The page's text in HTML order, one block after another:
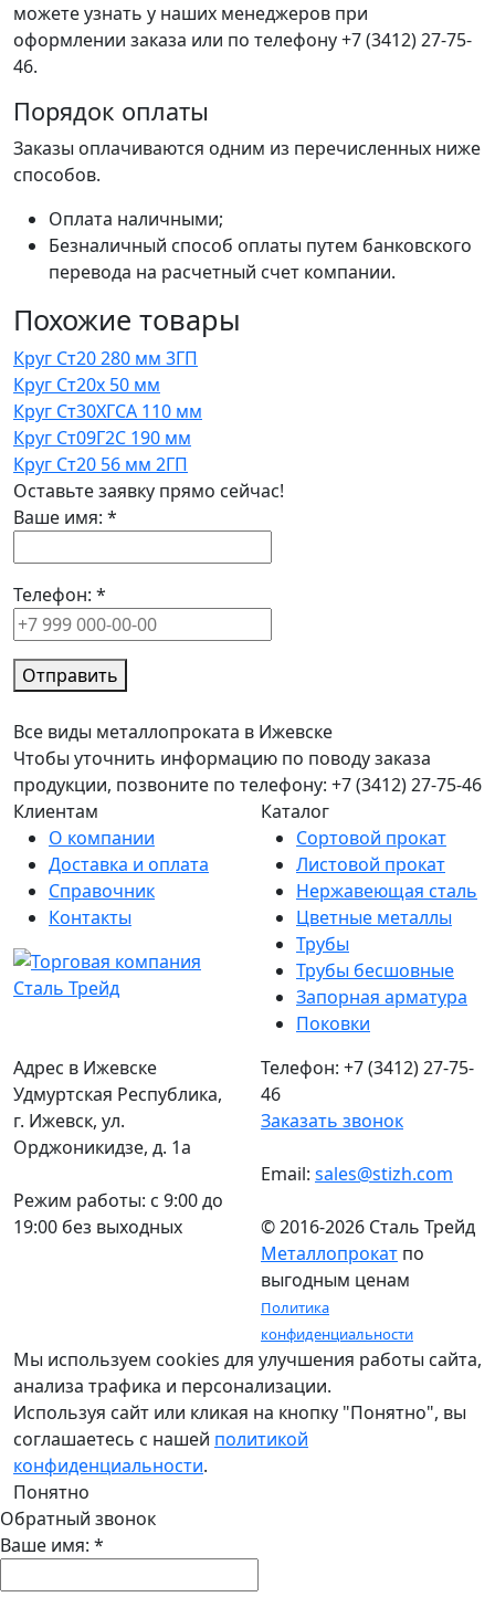
можете узнать у наших менеджеров при
оформлении заказа или по телефону +7 (3412) 27-75-
46.
Порядок оплаты
Заказы оплачиваются одним из перечисленных ниже
способов.
Оплата наличными;
Безналичный способ оплаты путем банковского
перевода на расчетный счет компании.
Похожие товары
Круг Ст20 280 мм 3ГП
Круг Ст20х 50 мм
Круг Ст30ХГСА 110 мм
Круг Ст09Г2С 190 мм
Круг Ст20 56 мм 2ГП
Оставьте заявку прямо сейчас!
Ваше имя: *
Телефон: *
Отправить
Все виды металлопроката в Ижевске
Чтобы уточнить информацию по поводу заказа
продукции, позвоните по телефону: +7 (3412) 27-75-46
Клиентам
О компании
Доставка и оплата
Справочник
Контакты
Каталог
Сортовой прокат
Листовой прокат
Нержавеющая сталь
Цветные металлы
Трубы
Трубы бесшовные
Запорная арматура
Поковки
Адрес в Ижевске
Удмуртская Республика,
г. Ижевск, ул.
Орджоникидзе, д. 1а
Режим работы: c 9:00 до
19:00 без выходных
Телефон: +7 (3412) 27-75-
46
Заказать звонок
Email: sales@stizh.com
© 2016-2026 Сталь Трейд
Металлопрокат по
выгодным ценам
Политика
конфиденциальности
Мы используем cookies для улучшения работы сайта,
анализа трафика и персонализации.
Используя сайт или кликая на кнопку "Понятно", вы
соглашаетесь с нашей политикой
конфиденциальности.
Понятно
Обратный звонок
Ваше имя: *